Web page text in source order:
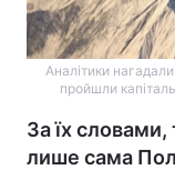
Аналітики
пройшли
За їх
лише сама